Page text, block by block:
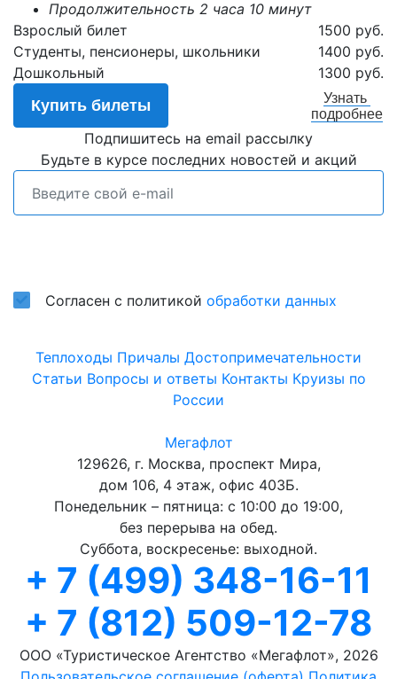
Продолжительность 2 часа 10 минут
Взрослый билет
1500 руб.
Студенты, пенсионеры, школьники
1400 руб.
Дошкольный
1300 руб.
Купить билеты
Узнать
подробнее
Подпишитесь на email рассылку
Будьте в курсе последних новостей и акций
Согласен с политикой обработки данных
Теплоходы Причалы Достопримечательности
Статьи Вопросы и ответы Контакты Круизы по
России
Мегафлот
129626, г. Москва, проспект Мира,
дом 106, 4 этаж, офис 403Б.
Понедельник – пятница: с 10:00 до 19:00,
без перерыва на обед.
Суббота, воскресенье: выходной.
+ 7 (499) 348-16-11
+ 7 (812) 509-12-78
ООО «Туристическое Агентство «Мегафлот», 2026